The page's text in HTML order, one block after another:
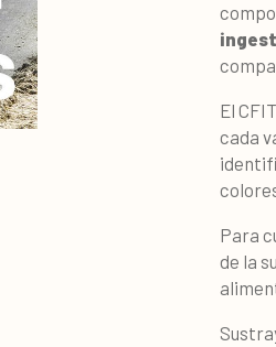
El
cada
Para
de la